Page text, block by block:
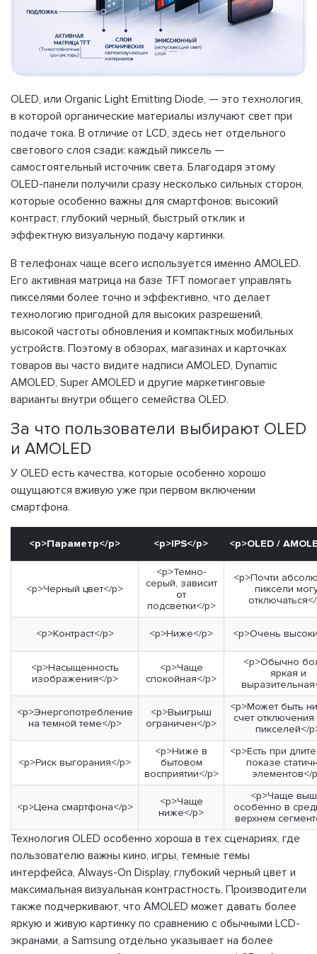
OLED, или Organic Light Emitting Diode, — это технология,
в которой органические материалы излучают свет при
подаче тока. В отличие от LCD, здесь нет отдельного
светового слоя сзади: каждый пиксель —
самостоятельный источник света. Благодаря этому
OLED-панели получили сразу несколько сильных сторон,
которые особенно важны для смартфонов: высокий
контраст, глубокий черный, быстрый отклик и
эффектную визуальную подачу картинки.
В телефонах чаще всего используется именно AMOLED.
Его активная матрица на базе TFT помогает управлять
пикселями более точно и эффективно, что делает
технологию пригодной для высоких разрешений,
высокой частоты обновления и компактных мобильных
устройств. Поэтому в обзорах, магазинах и карточках
товаров вы часто видите надписи AMOLED, Dynamic
AMOLED, Super AMOLED и другие маркетинговые
варианты внутри общего семейства OLED.
За что пользователи выбирают OLED
и AMOLED
У OLED есть качества, которые особенно хорошо
ощущаются вживую уже при первом включении
смартфона.
<p>Параметр</p> <p>IPS</p> <p>OLED /
<p>Черный цвет</p>
<p>Темно-
серый, зависит
от
подсветки</p>
<p>Почти
пиксели
<p>Контраст</p> <p>Ниже</p> <p>Очень
<p>Насыщенность
изображения</p>
<p>Чаще
спокойная</p>
<p>Обычно
яркая и
<p>Энергопотребление
на темной теме</p>
<p>Выигрыш
ограничен</p>
<p>Может быть
счет отключения
пикселей</
<p>Риск выгорания</p>
<p>Ниже в
бытовом
восприятии</p>
<p>Есть при
показе
элементов</
<p>Цена смартфона</p>
<p>Чаще
ниже</p>
<p>Чаще
особенно в
верхнем
Технология OLED особенно хороша в тех сценариях, где
пользователю важны кино, игры, темные темы
интерфейса, Always-On Display, глубокий черный цвет и
максимальная визуальная контрастность. Производители
также подчеркивают, что AMOLED может давать более
яркую и живую картинку по сравнению с обычными LCD-
экранами, а Samsung отдельно указывает на более